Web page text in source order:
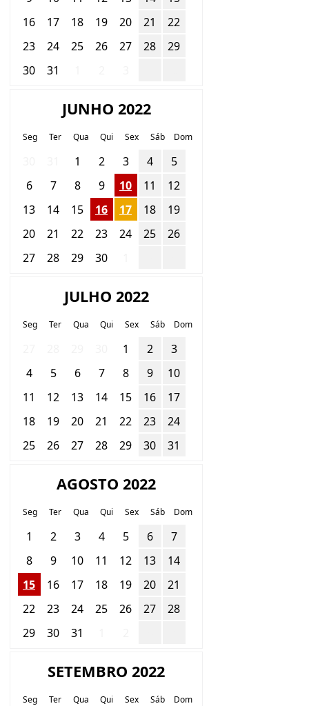
16
17 18 19 20 21
22
23
24 25 26 27 28
29
30
31
JUNHO 2022
Seg Ter Qua Qui Sex Sáb Dom
1 2 3 4
5
6
7 8 9 10 11
12
13
14 15 16 17 18
19
20
21 22 23 24 25
26
27
28 29 30
JULHO 2022
Seg Ter Qua Qui Sex Sáb Dom
1 2
3
4
5 6 7 8 9
10
11
12 13 14 15 16
17
18
19 20 21 22 23
24
25
26 27 28 29 30 31
AGOSTO 2022
Seg Ter Qua Qui Sex Sáb Dom
1 2 3 4 5 6
7
8
9 10 11 12 13
14
15
16 17 18 19 20
21
22
23 24 25 26 27
28
29
30 31
SETEMBRO 2022
Seg Ter Qua Qui Sex Sáb Dom